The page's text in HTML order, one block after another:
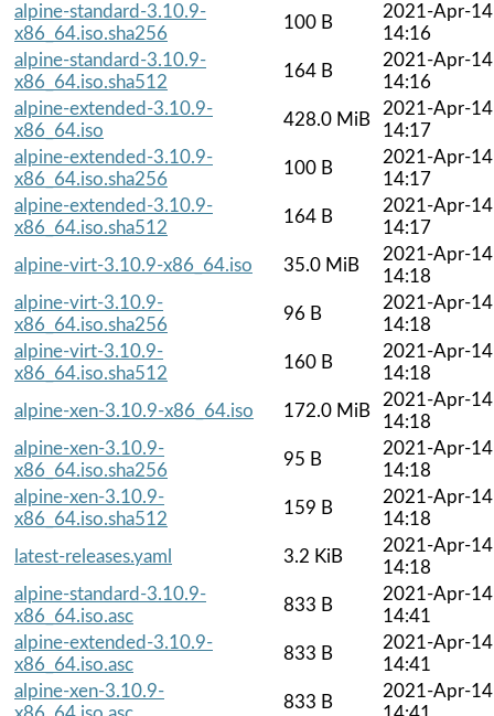
alpine-standard-3.10.9-
x86_64.iso.sha256
100 B
2021-Apr-14
14:16
alpine-standard-3.10.9-
x86_64.iso.sha512
164 B
2021-Apr-14
14:16
alpine-extended-3.10.9-
x86_64.iso
428.0 MiB
2021-Apr-14
14:17
alpine-extended-3.10.9-
x86_64.iso.sha256
100 B
2021-Apr-14
14:17
alpine-extended-3.10.9-
x86_64.iso.sha512
164 B
2021-Apr-14
14:17
alpine-virt-3.10.9-x86_64.iso
35.0 MiB
2021-Apr-14
14:18
alpine-virt-3.10.9-
x86_64.iso.sha256
96 B
2021-Apr-14
14:18
alpine-virt-3.10.9-
x86_64.iso.sha512
160 B
2021-Apr-14
14:18
alpine-xen-3.10.9-x86_64.iso
172.0 MiB
2021-Apr-14
14:18
alpine-xen-3.10.9-
x86_64.iso.sha256
95 B
2021-Apr-14
14:18
alpine-xen-3.10.9-
x86_64.iso.sha512
159 B
2021-Apr-14
14:18
latest-releases.yaml
3.2 KiB
2021-Apr-14
14:18
alpine-standard-3.10.9-
x86_64.iso.asc
833 B
2021-Apr-14
14:41
alpine-extended-3.10.9-
x86_64.iso.asc
833 B
2021-Apr-14
14:41
alpine-xen-3.10.9-
833 B
2021-Apr-14